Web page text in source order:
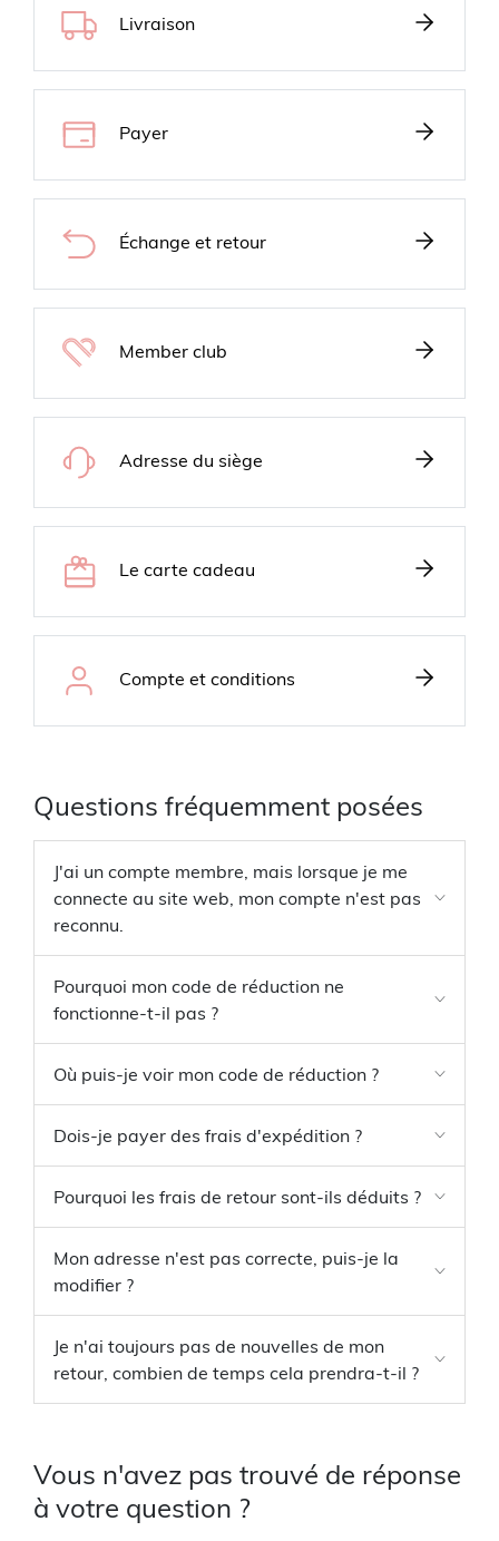
Livraison
Payer
Échange et retour
Member club
Adresse du siège
Le carte cadeau
Compte et conditions
Questions fréquemment posées
J'ai un compte membre, mais lorsque je me
connecte au site web, mon compte n'est pas
reconnu.
Pourquoi mon code de réduction ne
fonctionne-t-il pas ?
Où puis-je voir mon code de réduction ?
Dois-je payer des frais d'expédition ?
Pourquoi les frais de retour sont-ils déduits ?
Mon adresse n'est pas correcte, puis-je la
modifier ?
Je n'ai toujours pas de nouvelles de mon
retour, combien de temps cela prendra-t-il ?
Vous n'avez pas trouvé de réponse
à votre question ?